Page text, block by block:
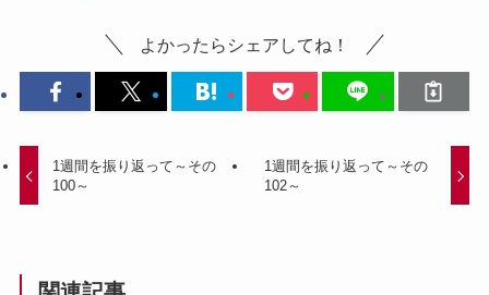
よかったらシェアしてね！
1週間を振り返って～その
100～
1週間を振り返って～その
102～